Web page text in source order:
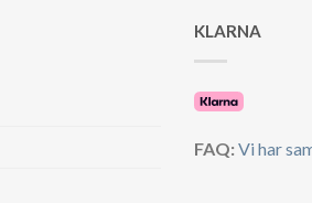
KLARNA
FAQ:Vi har